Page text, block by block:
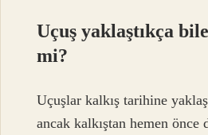
Uçuş yaklaştıkça
mi?
Uçuşlar kalkış tarihine
ancak kalkıştan hemen